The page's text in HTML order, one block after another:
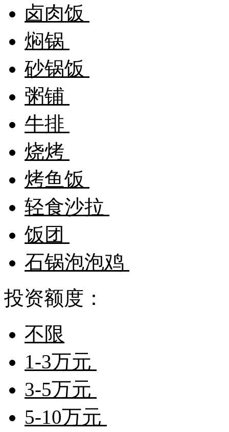
卤肉饭
焖锅
砂锅饭
粥铺
牛排
烧烤
烤鱼饭
轻食沙拉
饭团
石锅泡泡鸡
投资额度：
不限
1-3万元
3-5万元
5-10万元